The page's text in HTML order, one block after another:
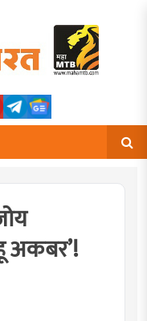
अकबर’!